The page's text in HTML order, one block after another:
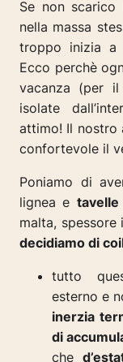
Se non scarico
nella massa
troppo inizia a
Ecco perchè
vacanza (per
isolate
attimo! Il nostro
confortevole il
Poniamo di
lignea e
malta,
decidiamo di
tutto
esterno e
inerzia
di
che